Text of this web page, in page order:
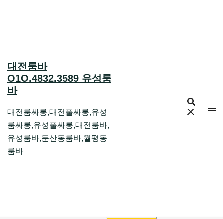
대전룸바
O1O.4832.3589 유성룸
바
대전룸싸롱,대전풀싸롱,유성
룸싸롱,유성풀싸롱,대전룸바,
유성룸바,둔산동룸바,월평동
룸바